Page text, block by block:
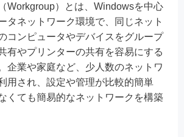
Workgroup）とは、Windowsを中心
タネットワーク環境で、同じネット
コンピュータやデバイスをグループ
有やプリンターの共有を容易にする
企業や家庭など、少人数のネットワ
用され、設定や管理が比較的簡単
くても簡易的なネットワークを構築